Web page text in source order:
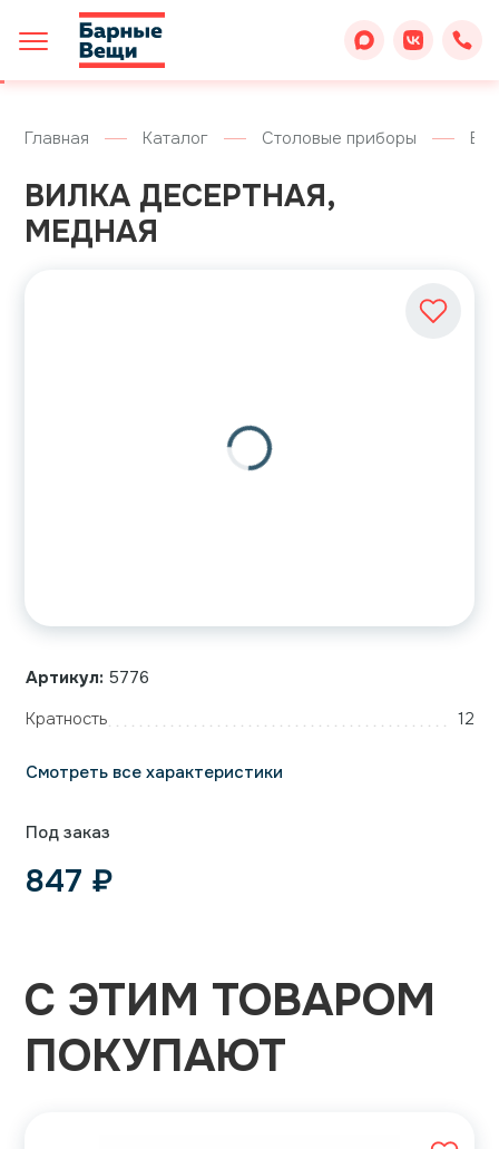
Главная Каталог Столовые приборы
ВИЛКА ДЕСЕРТНАЯ,
МЕДНАЯ
Артикул: 5776
Кратность
12
Смотреть все характеристики
Под заказ
847 ₽
С ЭТИМ ТОВАРОМ
ПОКУПАЮТ